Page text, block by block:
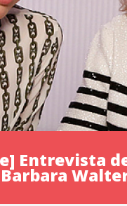
Entrevista
Barbara